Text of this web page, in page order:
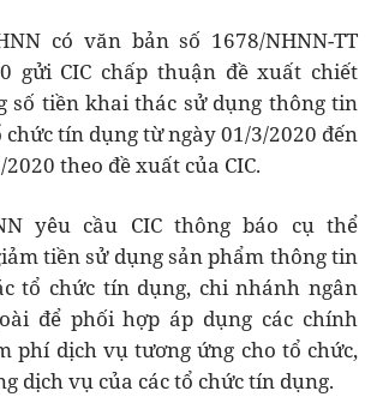
có văn bản số 1678/NHNN-TT
gửi CIC chấp thuận đề xuất chiết
số tiền khai thác sử dụng thông tin
tín dụng từ ngày 01/3/2020 đến
theo đề xuất của CIC.
yêu cầu CIC thông báo cụ thể
tiền sử dụng sản phẩm thông tin
tổ chức tín dụng, chi nhánh ngân
để phối hợp áp dụng các chính
phí dịch vụ tương ứng cho tổ chức,
dịch vụ của các tổ chức tín dụng.